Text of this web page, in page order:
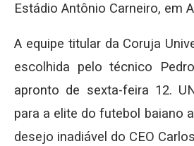
Estádio Antônio Carneiro, em
A equipe titular da Coruja
escolhida pelo técnico
apronto de sexta-feira 12.
para a elite do futebol baiano
desejo inadiável do CEO